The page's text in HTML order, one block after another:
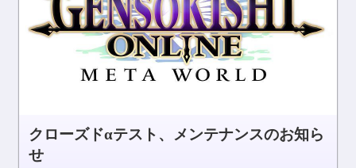
クローズドαテスト、メンテナンスのお知ら
せ